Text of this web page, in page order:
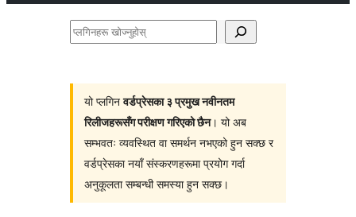
प्लगिनहरू
यो प्लगिनवर्डप्रेसका ३ प्रमुख नवीनतम
रिलीजहरूसँग परीक्षण गरिएको छैन। यो अब
सम्भवतः व्यवस्थित वा समर्थन नभएको हुन सक्छ र
वर्डप्रेसका नयाँ संस्करणहरूमा प्रयोग गर्दा
अनुकूलता सम्बन्धी समस्या हुन सक्छ।